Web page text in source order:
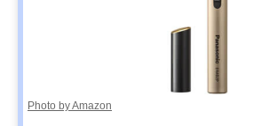
Photo by Amazon